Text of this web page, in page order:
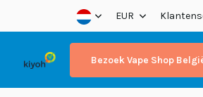
Gratis verzending vanaf 50 euro (NL)
EUR
Bezoek Vape Shop